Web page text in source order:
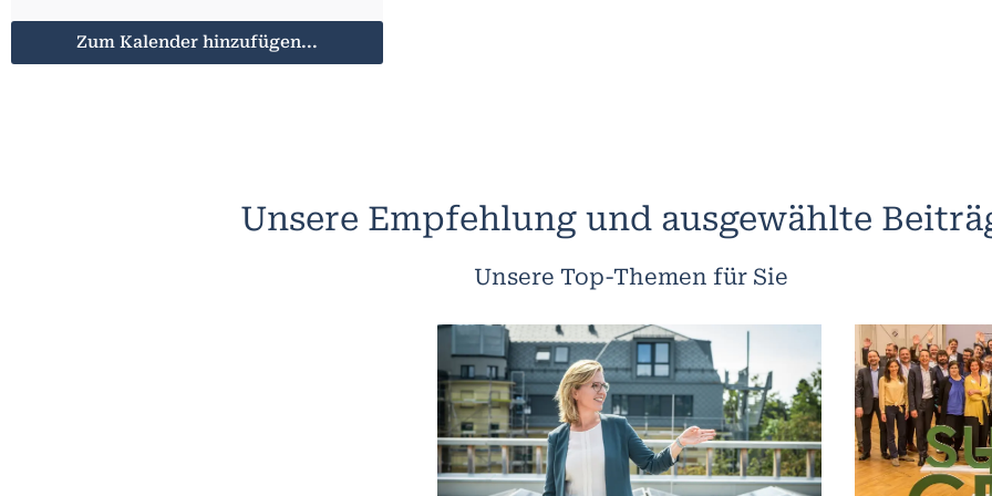
Zum Kalender hinzufügen...
Unsere Empfehlung und ausgewählte
Unsere Top-Themen für Sie